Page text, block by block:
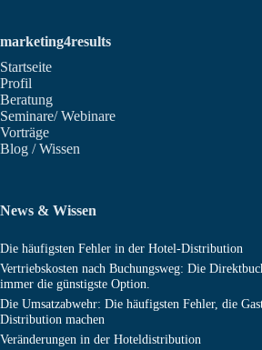
marketing4results
Startseite
Profil
Beratung
Seminare/ Webinare
Vorträge
Blog / Wissen
News & Wissen
Die häufigsten Fehler in der Hotel-Distribution
Vertriebskosten nach Buchungsweg: Die
immer die günstigste Option.
Die Umsatzabwehr: Die häufigsten Fehler, die
Distribution machen
Veränderungen in der Hoteldistribution